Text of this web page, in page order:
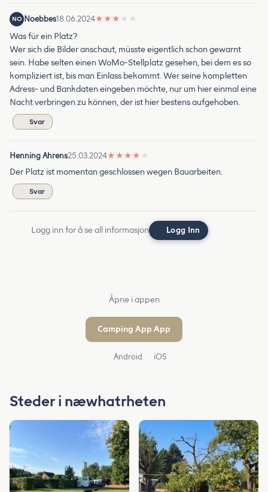
NO Noebbes18.06.2024★ ★ ★ ★ ★
Was für ein Platz?
Wer sich die Bilder anschaut, müsste eigentlich schon gewarnt
sein. Habe selten einen WoMo-Stellplatz gesehen, bei dem es so
kompliziert ist, bis man Einlass bekommt. Wer seine kompletten
Adress- und Bankdaten eingeben möchte, nur um hier einmal eine
Nacht verbringen zu können, der ist hier bestens aufgehoben.
Svar
Henning Ahrens25.03.2024★ ★ ★ ★ ★
Der Platz ist momentan geschlossen wegen Bauarbeiten.
Svar
Logg inn for å se all informasjon Logg Inn
Åpne i appen
Camping App App
Android iOS
Steder i næwhatrheten